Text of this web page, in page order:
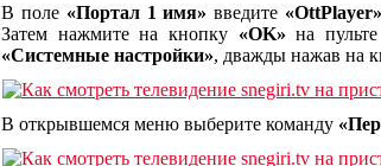
В поле «Портал 1 имя» введите «OttPlayer»
Затем нажмите на кнопку «OK» на
«Системные настройки», дважды нажав на
В открывшемся меню выберите команду